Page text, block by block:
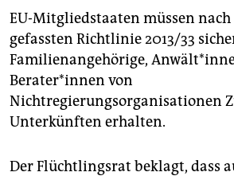
EU-Mitgliedstaaten müssen nach
gefassten Richtlinie 2013/33
Familienangehörige,
Berater*innen von
Nichtregierungsorganisationen
Unterkünften erhalten.
Der Flüchtlingsrat beklagt, dass